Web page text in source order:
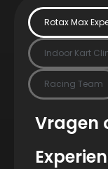
Rotax Max
Indoor Kart
Racing Team
Vragen